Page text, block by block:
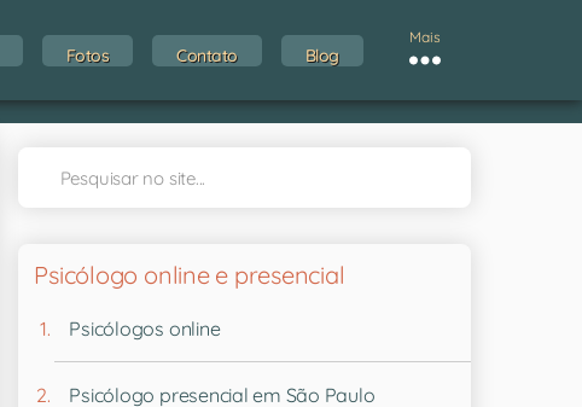
Fotos Contato Blog
Mais
Psicólogo online e presencial
Psicólogos online
Psicólogo presencial em São Paulo